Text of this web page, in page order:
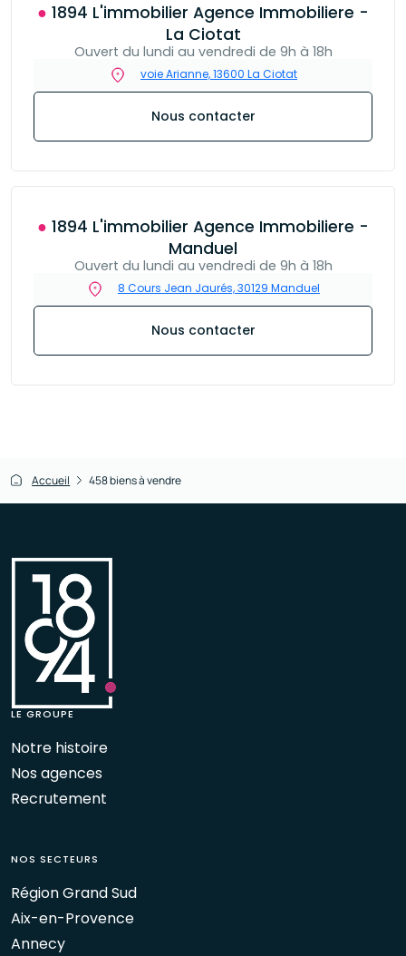
● 1894 L'immobilier Agence Immobiliere -
La Ciotat
Ouvert du lundi au vendredi de 9h à 18h
voie Arianne, 13600 La Ciotat
Nous contacter
● 1894 L'immobilier Agence Immobiliere -
Manduel
Ouvert du lundi au vendredi de 9h à 18h
8 Cours Jean Jaurés, 30129 Manduel
Nous contacter
Accueil 458 biens à vendre
LE GROUPE
Notre histoire
Nos agences
Recrutement
NOS SECTEURS
Région Grand Sud
Aix-en-Provence
Annecy